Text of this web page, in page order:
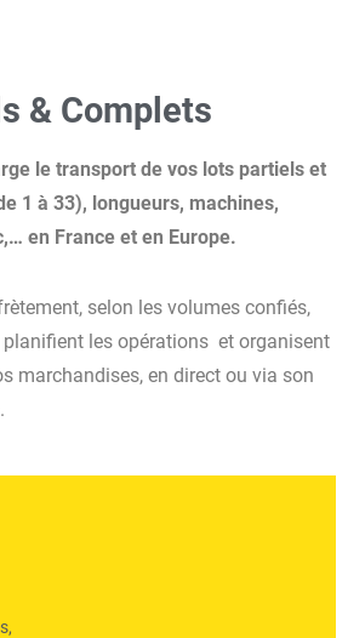
& Complets
le transport de vos lots partiels et
1 à 33), longueurs, machines,
en France et en Europe.
selon les volumes confiés,
les opérations et organisent
marchandises, en direct ou via son